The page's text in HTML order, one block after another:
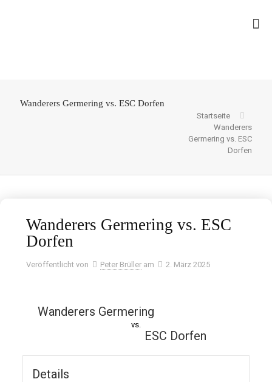
Wanderers Germering vs. ESC Dorfen
Startseite
Wanderers
Germering vs. ESC
Dorfen
Wanderers Germering vs. ESC
Dorfen
Veröffentlicht von Peter Brüller am 2. März 2025
Wanderers Germering
vs.
ESC Dorfen
Details